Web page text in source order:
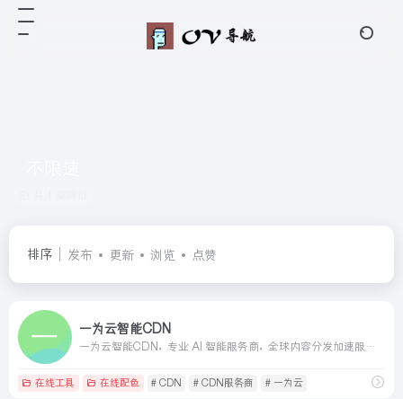
排序 发布 更新 浏览 点赞
一为云智能CDN
一为云智能CDN，专业 AI 智能服务商，全球内容分发加速服务平台，助力于站长加速孵化内容，立志成为国内优质的CDN服务商。
在线工具 在线配色 # CDN # CDN服务商 # 一为云